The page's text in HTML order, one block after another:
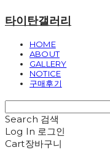
타이탄갤러리
HOME
ABOUT
GALLERY
NOTICE
구매후기
Search 검색
Log In 로그인
Cart장바구니